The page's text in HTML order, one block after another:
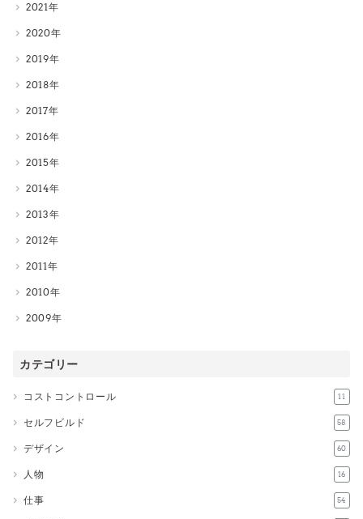
2021
2020
2019
2018
2017
2016
2015
2014
2013
2012
2011
2010
2009
カテゴリー
コストコントロール 11
セルフビルド 58
デザイン 60
人物 16
仕事 54